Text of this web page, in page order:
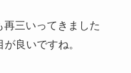
三いってきました
良いですね。